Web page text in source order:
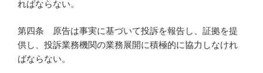
ればならない。
第四条 原告は事実に基づいて投訴を報告し、証拠を提
供し、投訴業務機関の業務展開に積極的に協力しなけれ
ばならない。